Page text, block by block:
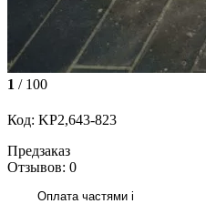
1 / 100
Код: KP2,643-823
Предзаказ
Отзывов: 0
Оплата частями i